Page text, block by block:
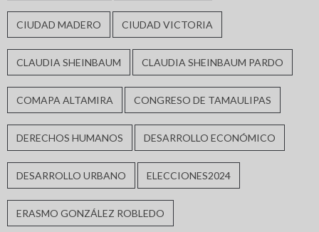
CIUDAD MADERO CIUDAD VICTORIA
CLAUDIA SHEINBAUM CLAUDIA SHEINBAUM PARDO
COMAPA ALTAMIRA CONGRESO DE TAMAULIPAS
DERECHOS HUMANOS DESARROLLO ECONÓMICO
DESARROLLO URBANO ELECCIONES2024
ERASMO GONZÁLEZ ROBLEDO